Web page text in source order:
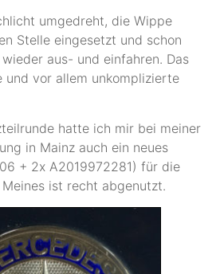
umgedreht, die Wippe
Stelle eingesetzt und schon
aus- und einfahren. Das
und vor allem unkomplizierte
hatte ich mir bei meiner
in Mainz auch ein neues
+ 2x A2019972281) für die
ist recht abgenutzt.